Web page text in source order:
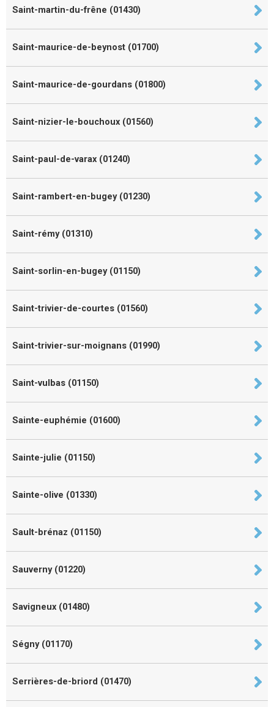
Saint-martin-du-frêne (01430)
Saint-maurice-de-beynost (01700)
Saint-maurice-de-gourdans (01800)
Saint-nizier-le-bouchoux (01560)
Saint-paul-de-varax (01240)
Saint-rambert-en-bugey (01230)
Saint-rémy (01310)
Saint-sorlin-en-bugey (01150)
Saint-trivier-de-courtes (01560)
Saint-trivier-sur-moignans (01990)
Saint-vulbas (01150)
Sainte-euphémie (01600)
Sainte-julie (01150)
Sainte-olive (01330)
Sault-brénaz (01150)
Sauverny (01220)
Savigneux (01480)
Ségny (01170)
Serrières-de-briord (01470)